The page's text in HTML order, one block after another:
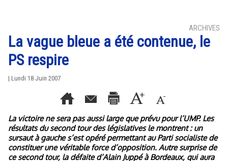
ARCHIVES
La vague bleue a été contenue, le
PS respire
| Lundi 18 Juin 2007
La victoire ne sera pas aussi large que prévu pour l’UMP. Les
résultats du second tour des législatives le montrent : un
sursaut à gauche s’est opéré permettant au Parti socialiste de
constituer une véritable force d’opposition. Autre surprise de
ce second tour, la défaite d’Alain Juppé à Bordeaux, qui aura